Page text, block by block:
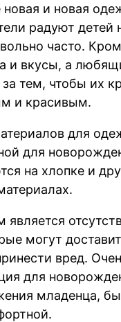
новая и новая
радуют детей
часто.
и вкусы, а
за тем, чтобы их
и красивым.
для
для
на хлопке и
могут
вред.
для
младенца,